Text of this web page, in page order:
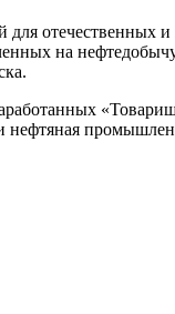
для отечественных
на